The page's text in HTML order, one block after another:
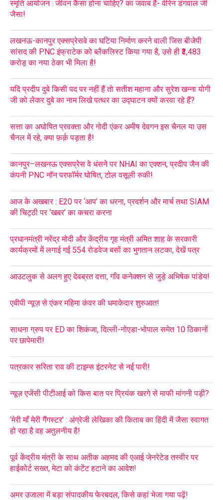
स्मृति आयोजन : जीवन कैसा होना चाहिए? का जवाब है- वीरेन डंगवाल जी
जैसा!
लखनऊ-कानपुर एक्सप्रेसवे का घटिया निर्माण करने वाली जिस बीजेपी
सांसद की PNC इंफ्राटेक को ब्लैकलिस्ट किया गया है, उसे ही ₹3,483
करोड़ का नया ठेका भी मिला है!
यदि प्रदीप दुबे किसी पद पर नहीं हैं तो सतीश महाना और सुरेश खन्ना योगी
जी को लेकर दुबे का नाम लिखे पत्थर का उद्घाटन क्यों करवा रहे हैं?
सत्ता का अघोषित प्रवक्ता और गोदी एंकर अमीष देवगन इस चैनल या उस
चैनल में रहे, क्या फ़र्क़ पड़ता है!
कानपुर–लखनऊ एक्सप्रेस वे धंसने पर NHAI का एक्शन, प्रदीप जैन की
कंपनी PNC नॉन परफॉर्मर घोषित, टोल वसूली रुकी!
आज के अखबार : E20 पर ‘आप’ का धरना, प्रदर्शन और मार्च तथा SIAM
की चिट्ठी पर ‘खबर’ का कचरा करना
प्रधानमंत्री नरेंद्र मोदी और केंद्रीय गृह मंत्री अमित शाह के सरकारी
कार्यक्रमों में लगाई गई 554 रोडवेज बसों का भुगतान लटका, देखें पत्र
आउटलुक से अलग हुए देवब्रत दत्ता, गाँव कनेक्शन से जुड़े अभिषेक पांडेय!
एबीपी न्यूज़ से एंकर महिमा कंवर की धमाकेदार शुरुआत!
साधना ग्रुप पर ED का शिकंजा, दिल्ली-नोएडा-भोपाल समेत 10 ठिकानों
पर छापेमारी!
पत्रकार सरिता राव की टाइम्स इंटरनेट से नई पारी!
न्यूज़ एजेंसी पीटीआई को किस बात पर प्रियंक खरगे से माफी मांगनी पड़ी?
‘मेरी माँ मेरी गैंगस्टर’ : अंग्रेजी लेखिका की किताब का हिंदी में जैसा स्वागत
हो रहा है वह अतुलनीय है!
पूर्व केंद्रीय मंत्री के साथ अतीक अहमद की एआई जेनरेटेड तस्वीर पर
हाईकोर्ट सख्त, मेटा को कंटेंट हटाने का आदेश!
अमर उजाला में बड़ा संपादकीय फेरबदल, किसे कहां भेजा गया पढ़ें!